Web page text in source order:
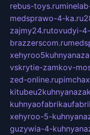
rebus-toys.ru
medsprawo-4-ka.ru
zajmy24.rutovudyi-
brazzerscom.ru
vskrytie-zamkov-
zed-online.ru
xehyroo-5-
guzywia-4-